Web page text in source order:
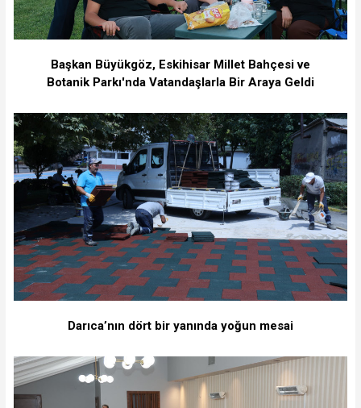
Başkan Büyükgöz, Eskihisar Millet Bahçesi ve
Botanik Parkı'nda Vatandaşlarla Bir Araya Geldi
Darıca’nın dört bir yanında yoğun mesai